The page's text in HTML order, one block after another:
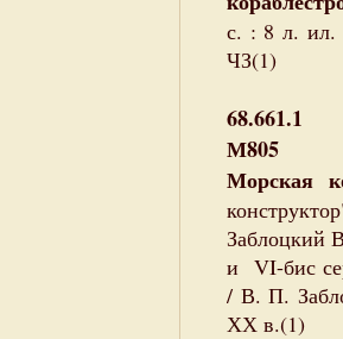
с. : 8 л. ил.
ЧЗ(1)
68.661.1
М805
Морская
Заблоцкий
и VI-бис
/ В. П.
ХХ в.(1)